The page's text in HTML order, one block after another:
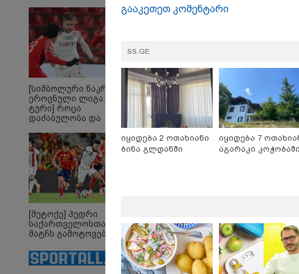
შეუძლია
დახარჯოს
კალაძე
„რიკოთის მსგავსი
რთული საინჟინრო
ობიექტების მოვლა-
იან
ტალანტების
ქვეყანაა"!
[სიმბოლური ნაკრები.
ეროვნული ლიგა. XXX
ტური] როცა
დაძაბულობა და
არიან...
[მეტოქე] პედრი
საქართველოსთან
მატჩს გამოტოვებს
გააკეთეთ კომენტარი
SS.GE
იყიდება 2 ოთახიანი
ბინა გლდანში
იყიდება 7
აგარაკი კოჭობაში